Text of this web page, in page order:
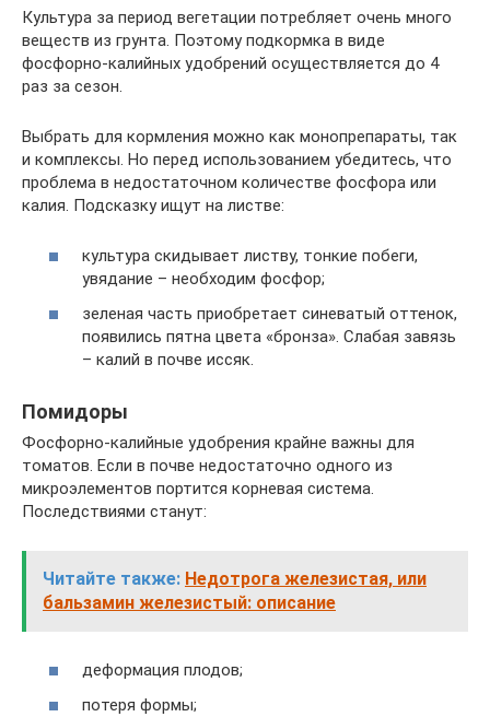
Культура за период вегетации потребляет очень много
веществ из грунта. Поэтому подкормка в виде
фосфорно-калийных удобрений осуществляется до 4
раз за сезон.
Выбрать для кормления можно как монопрепараты, так
и комплексы. Но перед использованием убедитесь, что
проблема в недостаточном количестве фосфора или
калия. Подсказку ищут на листве:
культура скидывает листву, тонкие побеги,
увядание – необходим фосфор;
зеленая часть приобретает синеватый оттенок,
появились пятна цвета «бронза». Слабая завязь
– калий в почве иссяк.
Помидоры
Фосфорно-калийные удобрения крайне важны для
томатов. Если в почве недостаточно одного из
микроэлементов портится корневая система.
Последствиями станут:
Читайте также: Недотрога железистая, или
бальзамин железистый: описание
деформация плодов;
потеря формы;